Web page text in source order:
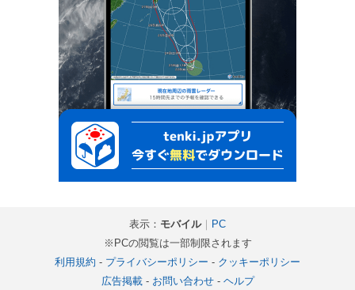
表示： モバイル｜ PC
※PCの閲覧は一部制限されます
利用規約 - プライバシーポリシー - クッキーポリシー
広告掲載- お問い合わせ- ヘルプ